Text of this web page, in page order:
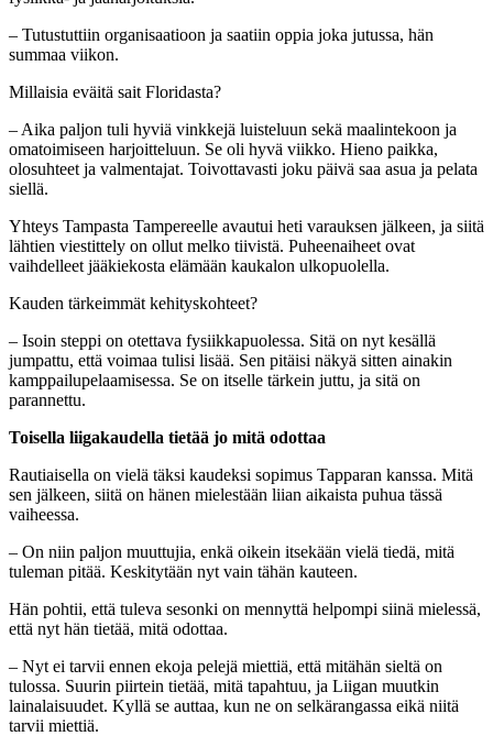
– Tutustuttiin organisaatioon ja saatiin oppia joka jutussa, hän
summaa viikon.
Millaisia eväitä sait Floridasta?
– Aika paljon tuli hyviä vinkkejä luisteluun sekä maalintekoon ja
omatoimiseen harjoitteluun. Se oli hyvä viikko. Hieno paikka,
olosuhteet ja valmentajat. Toivottavasti joku päivä saa asua ja pelata
siellä.
Yhteys Tampasta Tampereelle avautui heti varauksen jälkeen, ja siitä
lähtien viestittely on ollut melko tiivistä. Puheenaiheet ovat
vaihdelleet jääkiekosta elämään kaukalon ulkopuolella.
Kauden tärkeimmät kehityskohteet?
– Isoin steppi on otettava fysiikkapuolessa. Sitä on nyt kesällä
jumpattu, että voimaa tulisi lisää. Sen pitäisi näkyä sitten ainakin
kamppailupelaamisessa. Se on itselle tärkein juttu, ja sitä on
parannettu.
Toisella liigakaudella tietää jo mitä odottaa
Rautiaisella on vielä täksi kaudeksi sopimus Tapparan kanssa. Mitä
sen jälkeen, siitä on hänen mielestään liian aikaista puhua tässä
vaiheessa.
– On niin paljon muuttujia, enkä oikein itsekään vielä tiedä, mitä
tuleman pitää. Keskitytään nyt vain tähän kauteen.
Hän pohtii, että tuleva sesonki on mennyttä helpompi siinä mielessä,
että nyt hän tietää, mitä odottaa.
– Nyt ei tarvii ennen ekoja pelejä miettiä, että mitähän sieltä on
tulossa. Suurin piirtein tietää, mitä tapahtuu, ja Liigan muutkin
lainalaisuudet. Kyllä se auttaa, kun ne on selkärangassa eikä niitä
tarvii miettiä.